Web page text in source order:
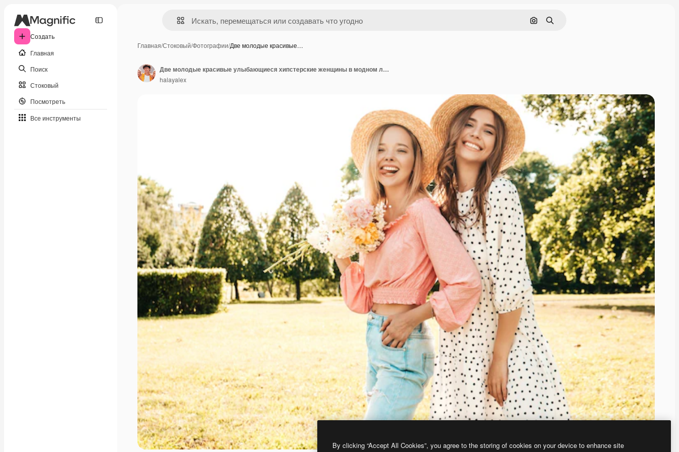
Создать
Главная
Поиск
Стоковый
Посмотреть
Все инструменты
Поиск по изображению
Поиск
Главная/Стоковый/Фотографии/Две молодые красивые…
Две молодые красивые улыбающиеся хипстерские женщины в модном летнем сарафане. Сексуальные беззаботные женщины позируют в парке в шляпах.
halayalex
By clicking “Accept All Cookies”, you agree to the storing of cookies on your device to enhance site